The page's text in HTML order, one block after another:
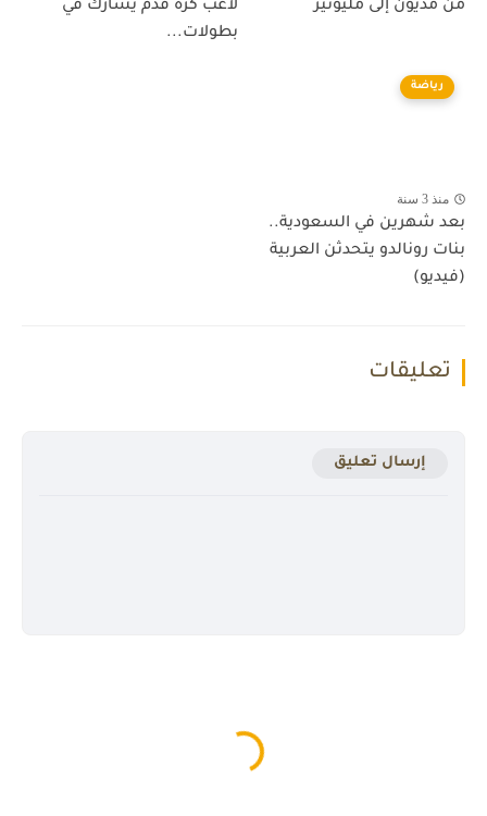
من مديون إلى مليونير
لاعب كرة قدم يشارك في
بطولات...
رياضة
منذ 3 سنة
بعد شهرين في السعودية..
بنات رونالدو يتحدثن العربية
(فيديو)
تعليقات
إرسال تعليق